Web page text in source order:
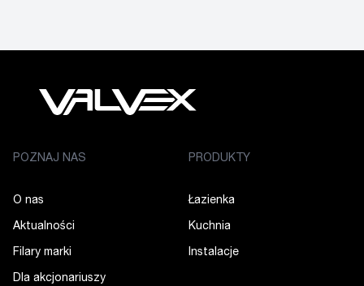
POZNAJ NAS
O nas
Aktualności
Filary marki
Dla akcjonariuszy
PRODUKTY
Łazienka
Kuchnia
Instalacje